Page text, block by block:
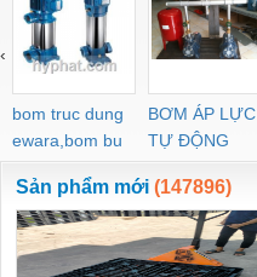
bom truc dung
ewara,bom bu
ewara
BƠM ÁP LỰC
TỰ ĐỘNG
‹
Sản phẩm mới (147896)